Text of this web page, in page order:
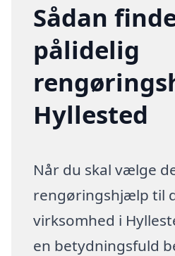
Sådan
pålidelig
Hyllested
Når du skal vælge
rengøringshjælp til
virksomhed i
en betydningsfuld